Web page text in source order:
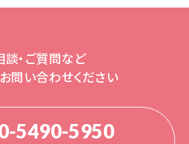
談・ご質問など
問い合わせください
5490-5950